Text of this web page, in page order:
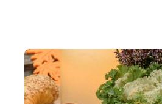
Produktgalerie überspringen